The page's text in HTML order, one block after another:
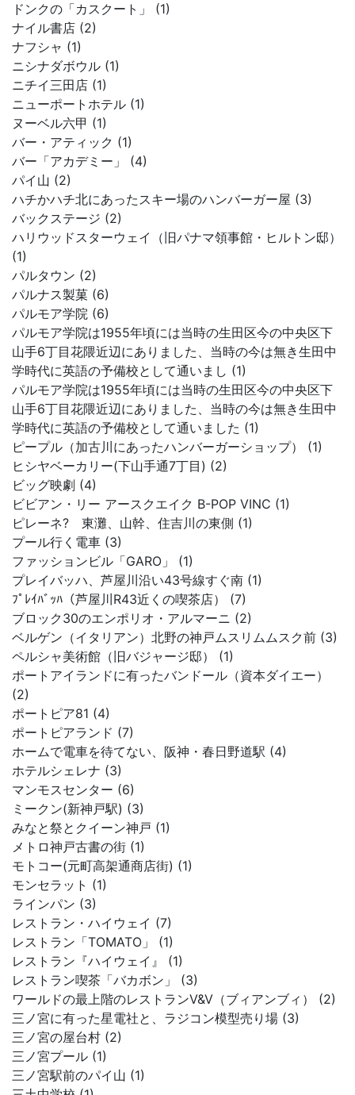
ドンクの「カスクート」 (1)
ナイル書店 (2)
ナフシャ (1)
ニシナダボウル (1)
ニチイ三田店 (1)
ニューポートホテル (1)
ヌーベル六甲 (1)
バー・アティック (1)
バー「アカデミー」 (4)
パイ山 (2)
ハチかハチ北にあったスキー場のハンバーガー屋 (3)
バックステージ (2)
ハリウッドスターウェイ（旧パナマ領事館・ヒルトン邸）
(1)
パルタウン (2)
パルナス製菓 (6)
パルモア学院 (6)
パルモア学院は1955年頃には当時の生田区今の中央区下
山手6丁目花隈近辺にありました、当時の今は無き生田中
学時代に英語の予備校として通いまし (1)
パルモア学院は1955年頃には当時の生田区今の中央区下
山手6丁目花隈近辺にありました、当時の今は無き生田中
学時代に英語の予備校として通いました (1)
ピープル（加古川にあったハンバーガーショップ） (1)
ヒシヤベーカリー(下山手通7丁目) (2)
ビッグ映劇 (4)
ビビアン・リー アースクエイク B-POP VINC (1)
ピレーネ? 東灘、山幹、住吉川の東側 (1)
プール行く電車 (3)
ファッションビル「GARO」 (1)
プレイバッハ、芦屋川沿い43号線すぐ南 (1)
ﾌﾟﾚｲﾊﾞｯﾊ（芦屋川R43近くの喫茶店） (7)
ブロック30のエンポリオ・アルマーニ (2)
ベルゲン（イタリアン）北野の神戸ムスリムムスク前 (3)
ペルシャ美術館（旧バジャージ邸） (1)
ポートアイランドに有ったバンドール（資本ダイエー）
(2)
ポートピア81 (4)
ポートピアランド (7)
ホームで電車を待てない、阪神・春日野道駅 (4)
ホテルシェレナ (3)
マンモスセンター (6)
ミークン(新神戸駅) (3)
みなと祭とクイーン神戸 (1)
メトロ神戸古書の街 (1)
モトコー(元町高架通商店街) (1)
モンセラット (1)
ラインパン (3)
レストラン・ハイウェイ (7)
レストラン「TOMATO」 (1)
レストラン『ハイウェイ』 (1)
レストラン喫茶「バカボン」 (3)
ワールドの最上階のレストランV&V（ブィアンブィ） (2)
三ノ宮に有った星電社と、ラジコン模型売り場 (3)
三ノ宮の屋台村 (2)
三ノ宮プール (1)
三ノ宮駅前のパイ山 (1)